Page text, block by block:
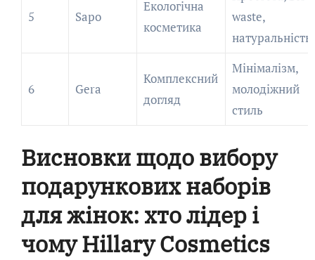
5 Sapo
Екологічна
косметика
waste,
натуральність
6 Gera
Комплексний
догляд
Мінімалізм,
молодіжний
стиль
Висновки щодо вибору
подарункових наборів
для жінок: хто лідер і
чому Hillary Cosmetics